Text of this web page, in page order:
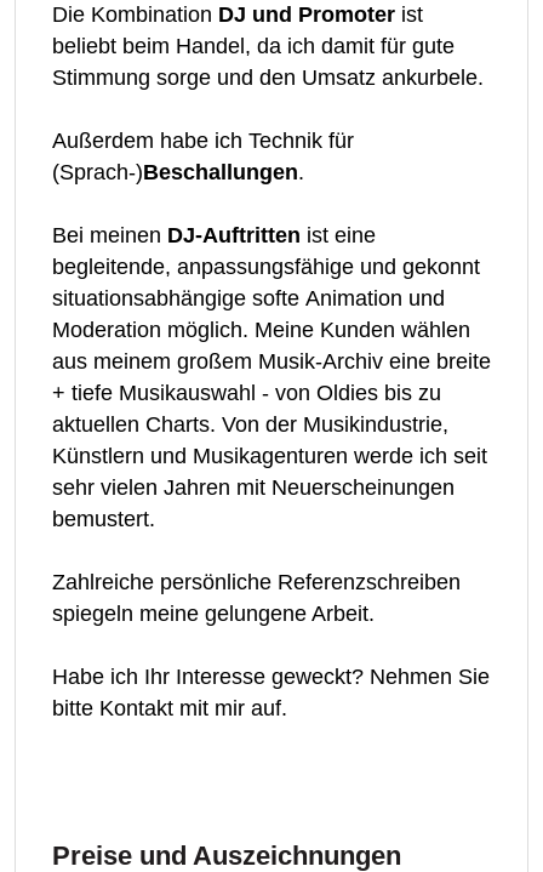
Die Kombination DJ und Promoter ist
beliebt beim Handel, da ich damit für gute
Stimmung sorge und den Umsatz ankurbele.
Außerdem habe ich Technik für
(Sprach-)Beschallungen.
Bei meinen DJ-Auftritten ist eine
begleitende, anpassungsfähige und gekonnt
situationsabhängige softe Animation und
Moderation möglich. Meine Kunden wählen
aus meinem großem Musik-Archiv eine breite
+ tiefe Musikauswahl - von Oldies bis zu
aktuellen Charts. Von der Musikindustrie,
Künstlern und Musikagenturen werde ich seit
sehr vielen Jahren mit Neuerscheinungen
bemustert.
Zahlreiche persönliche Referenzschreiben
spiegeln meine gelungene Arbeit.
Habe ich Ihr Interesse geweckt? Nehmen Sie
bitte Kontakt mit mir auf.
Preise und Auszeichnungen